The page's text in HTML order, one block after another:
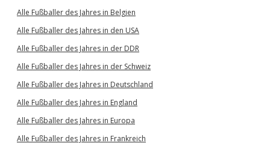
Alle Fußballer des Jahres in Belgien
Alle Fußballer des Jahres in den USA
Alle Fußballer des Jahres in der DDR
Alle Fußballer des Jahres in der Schweiz
Alle Fußballer des Jahres in Deutschland
Alle Fußballer des Jahres in England
Alle Fußballer des Jahres in Europa
Alle Fußballer des Jahres in Frankreich